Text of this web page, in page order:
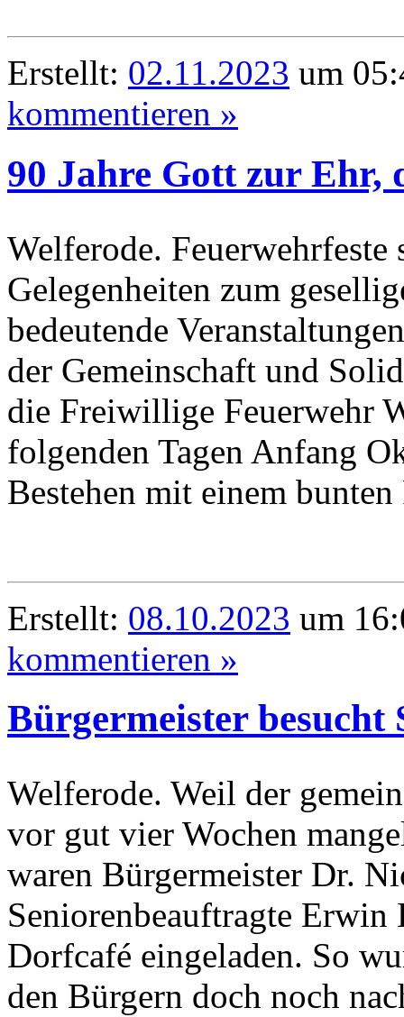
Erstellt: 02.11.2023 um
kommentieren »
90 Jahre Gott zur Ehr,
Welferode.
Gelegenheiten zum
bedeutende
der Gemeinschaft und
die Freiwillige Feuerwehr
folgenden Tagen Anfang
Bestehen mit einem
Erstellt: 08.10.2023 um
kommentieren »
Bürgermeister besucht
Welferode. Weil der
vor gut vier Wochen
waren Bürgermeister Dr.
Seniorenbeauftragte Erwin
Dorfcafé eingeladen. So
den Bürgern doch noch